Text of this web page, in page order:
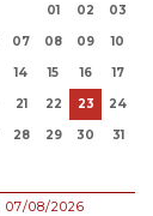
01 02
03
07 08 09
10
14 15 16
17
21 22 23
24
28 29 30 31
07/08/2026